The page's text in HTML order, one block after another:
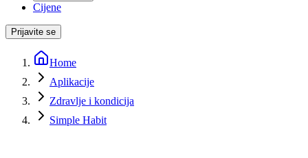
Cijene
Prijavite se
Home
Aplikacije
Zdravlje i kondicija
Simple Habit